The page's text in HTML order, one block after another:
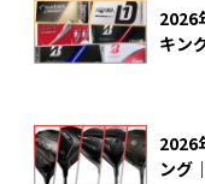
2026
キン
2026
ング